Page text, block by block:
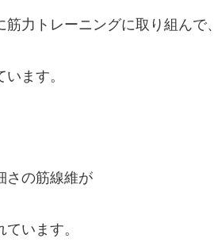
力トレーニングに取り組んで、
ます。
さの筋線維が
います。